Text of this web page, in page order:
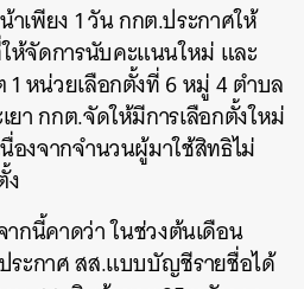
เพียง 1 วัน กกต.ประกาศให้
ห้จัดการนับคะแนนใหม่ และ
1 หน่วยเลือกตั้งที่ 6 หมู่ 4 ตำบล
ยา กกต.จัดให้มีการเลือกตั้งใหม่
องจากจำนวนผู้มาใช้สิทธิไม่
ง
กนี้คาดว่า ในช่วงต้นเดือน
ระกาศ สส.แบบบัญชีรายชื่อได้